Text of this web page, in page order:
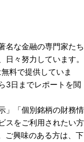
名な金融の専門家たち
々努力しています。
料で提供していま
3日までレポートを閲
」「個別銘柄の財務情
スをご利用されたい方
ご興味のある方は、下